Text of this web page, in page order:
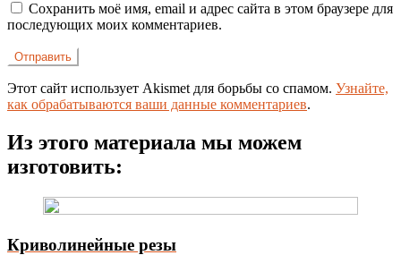
Сохранить моё имя, email и адрес сайта в этом браузере для
последующих моих комментариев.
Этот сайт использует Akismet для борьбы со спамом. Узнайте,
как обрабатываются ваши данные комментариев.
Из этого материала мы можем
изготовить:
Криволинейные резы